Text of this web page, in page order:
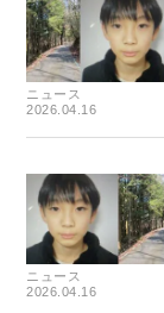
ニュース
2026.04.16
ニュース
2026.04.16